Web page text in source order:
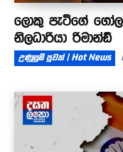
ලොකු පැටීගේ
නිලධාරියා රිමාන්ඩ්
උණුසුම් පුවත් | Hot News